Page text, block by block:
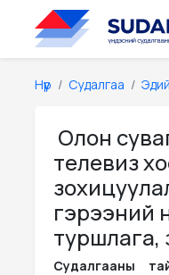
Нүүр Судалгаа
Олон
телевиз
гэрээний
туршлага,
Судалгааны